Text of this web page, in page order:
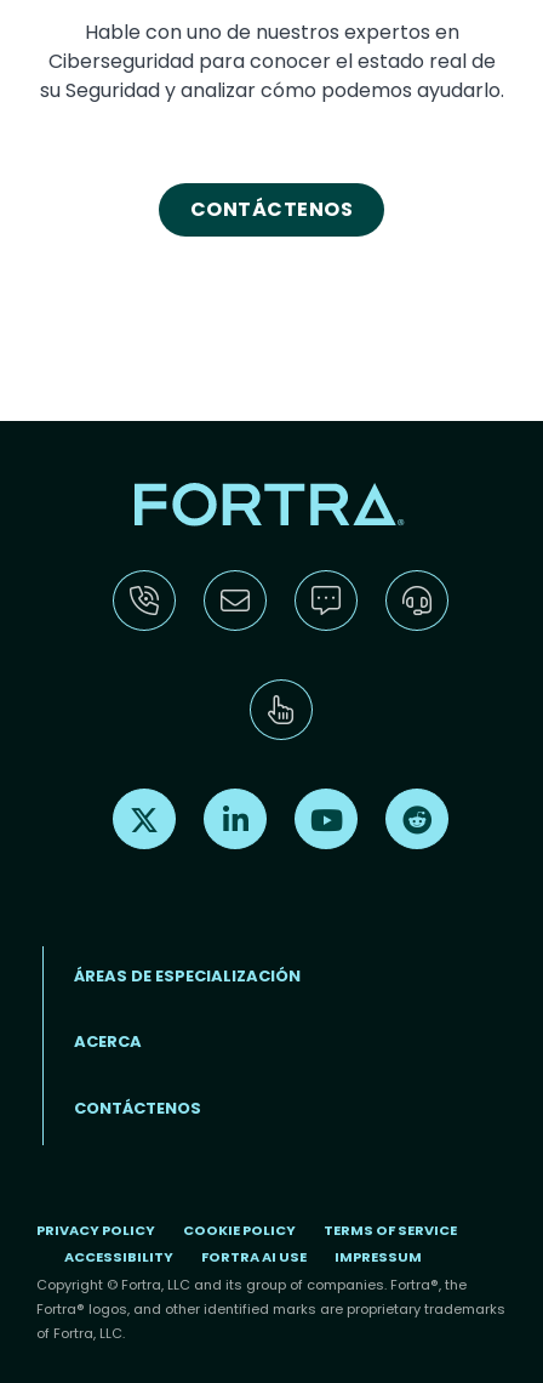
Hable con uno de nuestros expertos en
Ciberseguridad para conocer el estado real de
su Seguridad y analizar cómo podemos ayudarlo.
CONTÁCTENOS
Find us on X Find us on LinkedInFind us on Youtube
ÁREAS DE ESPECIALIZACIÓN
ACERCA
CONTÁCTENOS
PRIVACY POLICY COOKIE POLICY
TERMS OF SERVICE
ACCESSIBILITY
FORTRA AI USE
IMPRESSUM
Copyright © Fortra, LLC and its group of companies. Fortra®, the
Fortra® logos, and other identified marks are proprietary trademarks
of Fortra, LLC.